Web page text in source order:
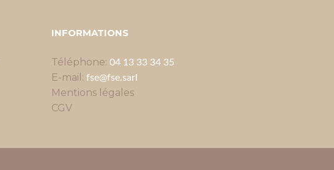
INFORMATIONS
Téléphone: 04 13 33 34 35
E-mail: fse@fse.sarl
Mentions légales
CGV